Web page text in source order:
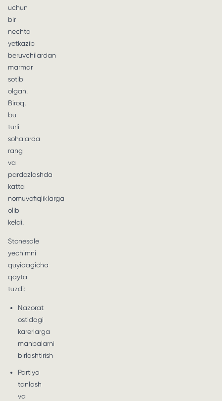
uchun
bir
nechta
yetkazib
beruvchilardan
marmar
sotib
olgan.
Biroq,
bu
turli
sohalarda
rang
va
pardozlashda
katta
nomuvofiqliklarga
olib
keldi.
Stonesale
yechimni
quyidagicha
qayta
tuzdi:
Nazorat
ostidagi
karerlarga
manbalarni
birlashtirish
Partiya
tanlash
va